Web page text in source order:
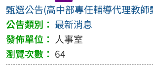
甄選公告(高中部專任輔導代理教師
最新消息
人事室
64